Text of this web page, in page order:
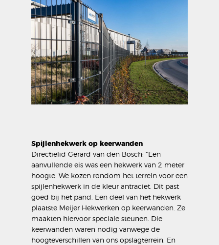
Spijlenhekwerk op keerwanden
Directielid Gerard van den Bosch: “Een
aanvullende eis was een hekwerk van 2 meter
hoogte. We kozen rondom het terrein voor een
spijlenhekwerk in de kleur antraciet. Dit past
goed bij het pand. Een deel van het hekwerk
plaatste Meijer Hekwerken op keerwanden. Ze
maakten hiervoor speciale steunen. Die
keerwanden waren nodig vanwege de
hoogteverschillen van ons opslagterrein. En